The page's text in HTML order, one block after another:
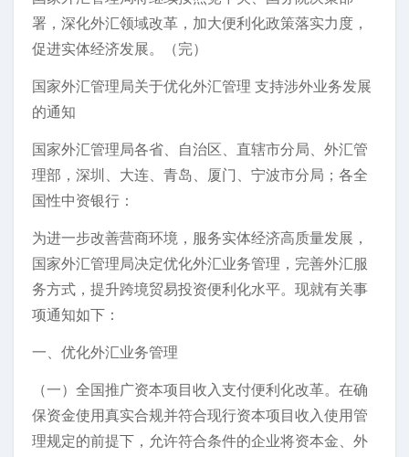
署，深化外汇领域改革，加大便利化政策落实力度，
促进实体经济发展。（完）
国家外汇管理局关于优化外汇管理 支持涉外业务发展
的通知
国家外汇管理局各省、自治区、直辖市分局、外汇管
理部，深圳、大连、青岛、厦门、宁波市分局；各全
国性中资银行：
为进一步改善营商环境，服务实体经济高质量发展，
国家外汇管理局决定优化外汇业务管理，完善外汇服
务方式，提升跨境贸易投资便利化水平。现就有关事
项通知如下：
一、优化外汇业务管理
（一）全国推广资本项目收入支付便利化改革。在确
保资金使用真实合规并符合现行资本项目收入使用管
理规定的前提下，允许符合条件的企业将资本金、外